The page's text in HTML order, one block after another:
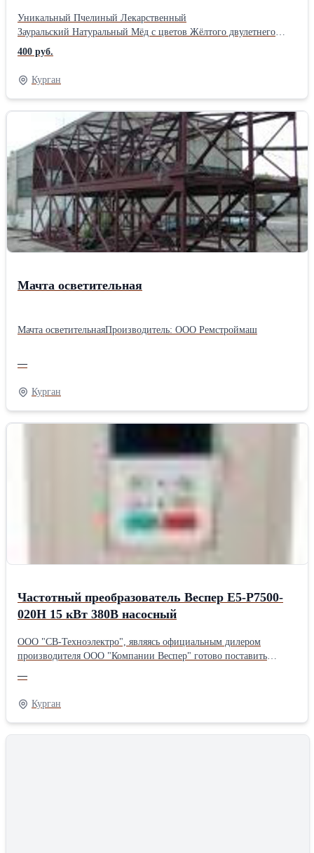
Уникальный Пчелиный Лекарственный
Зауральский Натуральный Мёд с цветов Жёлтого двулетнего
Донника и лекарственного разнотравья, с собственной Старой
Пасеки расположенной в Макушинском районе Курганской
области. Доставка Мёда Зауральского по г. Кургану и пригороду
бесплатно самим пчеловодом. Ведёрко мёда 1л.=1,35 кг.=500руб.
Мёд, отобранный у пчёл очень ароматный, произведён пчёлами
по классической старинной технологии без использования
пчеловодом препаратов для лечения пчёл. На нашей Старой
Пасеке содержатся только сильные и здоровые пчелосемьи,
рабочие лётные пчёлы которых приносят в свои ульи много
сладкого лекарственного цветочного ароматного нектара,
ульевые рабочие пчёлы приёмщицы нектар перерабатывают в
Мёд для питания взрослых пчёл семьи и выкармливания своих
деток, на каждый день и про запас, так вот этот запас Пчелиного
Мёда непременно порадует Вас. За один кг. высококачественного
пчелиного Мёда справедливая цена 370 руб. за труд нескольких
400 руб.
Курган
Мачта осветительная
Мачта осветительнаяПроизводитель: ООО Ремстроймаш
—
Курган
Частотный преобразователь Веспер Е5-P7500-
020Н 15 кВт 380В насосный
ООО "СВ-Техноэлектро", являясь официальным дилером
производителя ООО "Компании Веспер" готово поставить
производителя, техническая поддержка. Производитель Веспер
Страна производитель Россия Тип рабочей величины Мощность
Номинальная мощность 15000.0 (Вт) Степень защиты IP 20
—
Курган